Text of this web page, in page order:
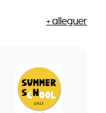
+ alleguer